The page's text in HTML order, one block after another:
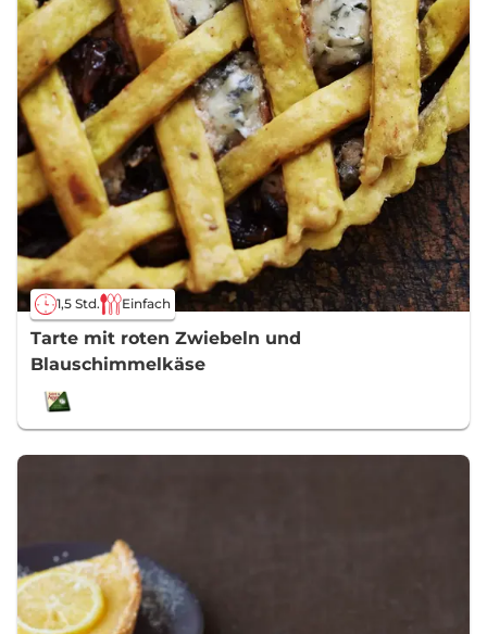
1,5 Std. Einfach
Tarte mit roten Zwiebeln und
Blauschimmelkäse